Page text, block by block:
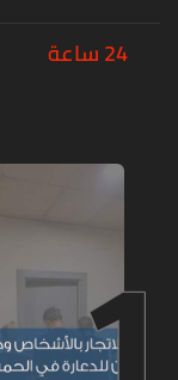
24 ساعة